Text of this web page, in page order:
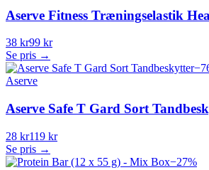
Aserve Fitness Træningselastik
38 kr99 kr
Se pris →
−
Aserve
Aserve Safe T Gard Sort
28 kr119 kr
Se pris →
−27%